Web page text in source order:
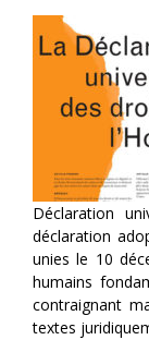
Déclaration
déclaration
unies le 10
humains
contraignant
textes